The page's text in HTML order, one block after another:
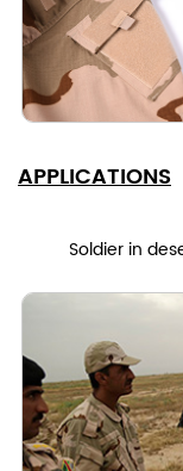
APPLICATIONS
Soldier in